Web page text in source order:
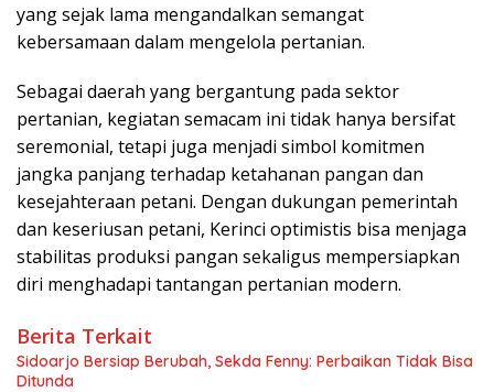
yang sejak lama mengandalkan semangat
kebersamaan dalam mengelola pertanian.
Sebagai daerah yang bergantung pada sektor
pertanian, kegiatan semacam ini tidak hanya bersifat
seremonial, tetapi juga menjadi simbol komitmen
jangka panjang terhadap ketahanan pangan dan
kesejahteraan petani. Dengan dukungan pemerintah
dan keseriusan petani, Kerinci optimistis bisa menjaga
stabilitas produksi pangan sekaligus mempersiapkan
diri menghadapi tantangan pertanian modern.
Berita Terkait
Sidoarjo Bersiap Berubah, Sekda Fenny: Perbaikan Tidak Bisa
Ditunda